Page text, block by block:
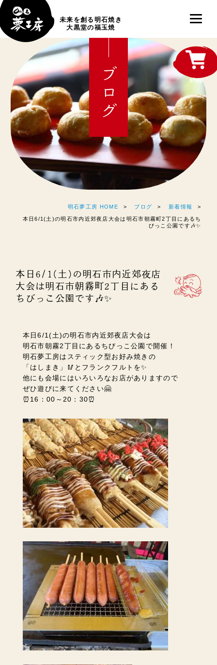
未来を創る明石焼き
大黒堂の福玉焼
ブログ
明石夢工房 HOME ブログ 新着情報
本日6/1(土)の明石市内近郊夜店大会は明石市朝霧町2丁目にあるち
びっこ公園です🎶✨
本日6/1(土)の明石市内近郊夜店
大会は明石市朝霧町2丁目にある
ちびっこ公園です🎶✨
本日6/1(土)の明石市内近郊夜店大会は
明石市朝霧2丁目にあるちびっこ公園で開催！
明石夢工房はスティック型お好み焼きの
「はしまき」🥢とフランクフルトを✨
他にも会場にはいろいろなお店がありますので
ぜひ遊びに来てください🤗
⏰16：00～20：30⏰
shop